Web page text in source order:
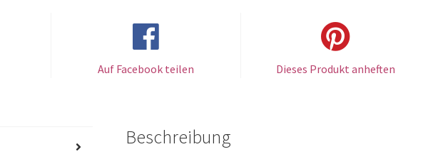
Auf Facebook teilen Dieses Produkt anheften
Beschreibung